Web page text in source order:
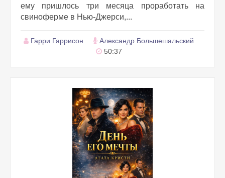
ему пришлось три месяца проработать на
свиноферме в Нью-Джерси,...
Гарри Гаррисон
Александр Большешальский
50:37